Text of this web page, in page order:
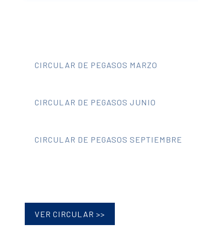
CIRCULAR DE PEGASOS MARZO
CIRCULAR DE PEGASOS JUNIO
CIRCULAR DE PEGASOS SEPTIEMBRE
VER CIRCULAR >>